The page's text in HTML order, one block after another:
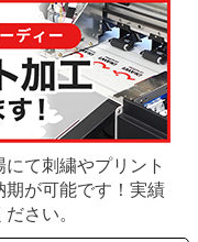
て刺繍やプリント
が可能です！実績
さい。